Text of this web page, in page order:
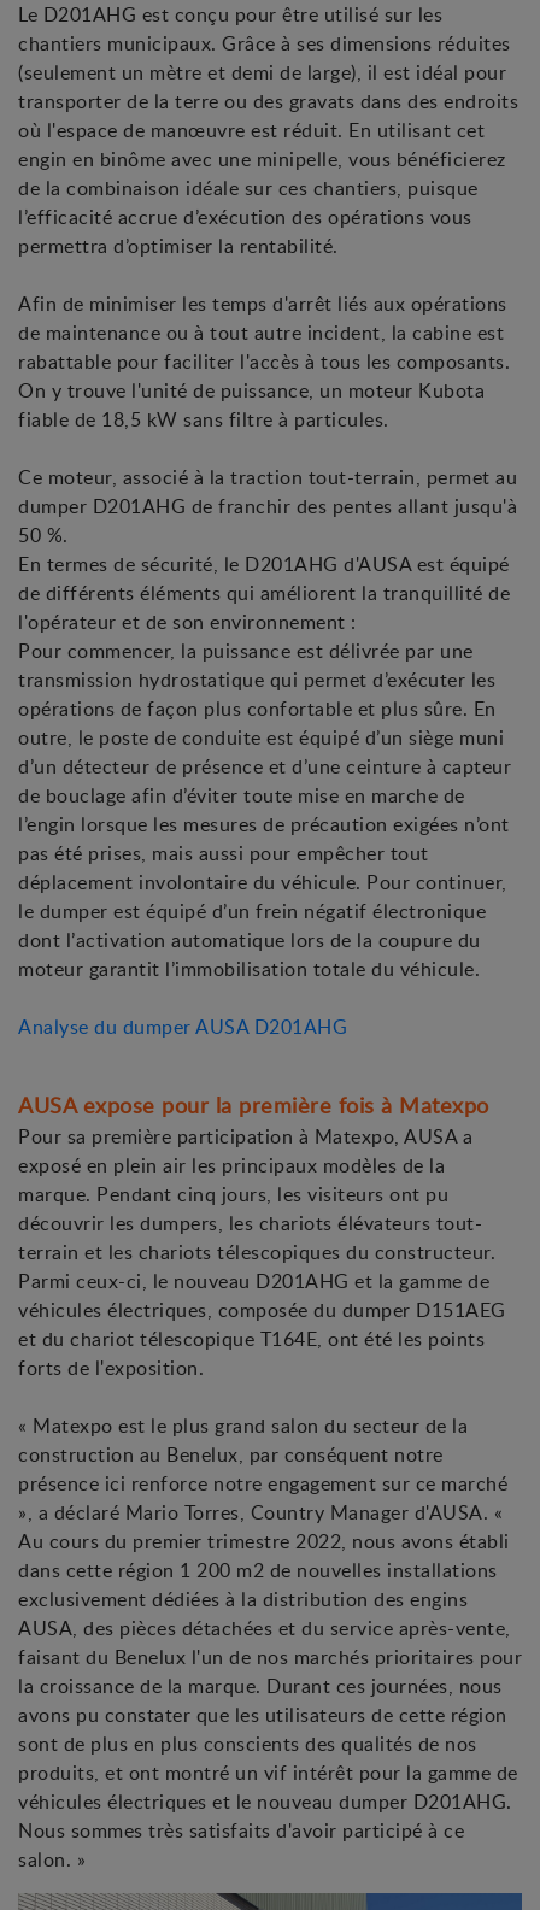
Le D201AHG est conçu pour être utilisé sur les
chantiers municipaux. Grâce à ses dimensions réduites
(seulement un mètre et demi de large), il est idéal pour
transporter de la terre ou des gravats dans des endroits
où l'espace de manœuvre est réduit. En utilisant cet
engin en binôme avec une minipelle, vous bénéficierez
de la combinaison idéale sur ces chantiers, puisque
l’efficacité accrue d’exécution des opérations vous
permettra d’optimiser la rentabilité.
Afin de minimiser les temps d'arrêt liés aux opérations
de maintenance ou à tout autre incident, la cabine est
rabattable pour faciliter l'accès à tous les composants.
On y trouve l'unité de puissance, un moteur Kubota
fiable de 18,5 kW sans filtre à particules.
Ce moteur, associé à la traction tout-terrain, permet au
dumper D201AHG de franchir des pentes allant jusqu'à
50 %.
En termes de sécurité, le D201AHG d'AUSA est équipé
de différents éléments qui améliorent la tranquillité de
l'opérateur et de son environnement :
Pour commencer, la puissance est délivrée par une
transmission hydrostatique qui permet d’exécuter les
opérations de façon plus confortable et plus sûre. En
outre, le poste de conduite est équipé d’un siège muni
d’un détecteur de présence et d’une ceinture à capteur
de bouclage afin d’éviter toute mise en marche de
l’engin lorsque les mesures de précaution exigées n’ont
pas été prises, mais aussi pour empêcher tout
déplacement involontaire du véhicule. Pour continuer,
le dumper est équipé d’un frein négatif électronique
dont l’activation automatique lors de la coupure du
moteur garantit l’immobilisation totale du véhicule.
Analyse du dumper AUSA D201AHG
AUSA expose pour la première fois à Matexpo
Pour sa première participation à Matexpo, AUSA a
exposé en plein air les principaux modèles de la
marque. Pendant cinq jours, les visiteurs ont pu
découvrir les dumpers, les chariots élévateurs tout-
terrain et les chariots télescopiques du constructeur.
Parmi ceux-ci, le nouveau D201AHG et la gamme de
véhicules électriques, composée du dumper D151AEG
et du chariot télescopique T164E, ont été les points
forts de l'exposition.
« Matexpo est le plus grand salon du secteur de la
construction au Benelux, par conséquent notre
présence ici renforce notre engagement sur ce marché
», a déclaré Mario Torres, Country Manager d'AUSA. «
Au cours du premier trimestre 2022, nous avons établi
dans cette région 1 200 m2 de nouvelles installations
exclusivement dédiées à la distribution des engins
AUSA, des pièces détachées et du service après-vente,
faisant du Benelux l'un de nos marchés prioritaires pour
la croissance de la marque. Durant ces journées, nous
avons pu constater que les utilisateurs de cette région
sont de plus en plus conscients des qualités de nos
produits, et ont montré un vif intérêt pour la gamme de
véhicules électriques et le nouveau dumper D201AHG.
Nous sommes très satisfaits d'avoir participé à ce
salon. »